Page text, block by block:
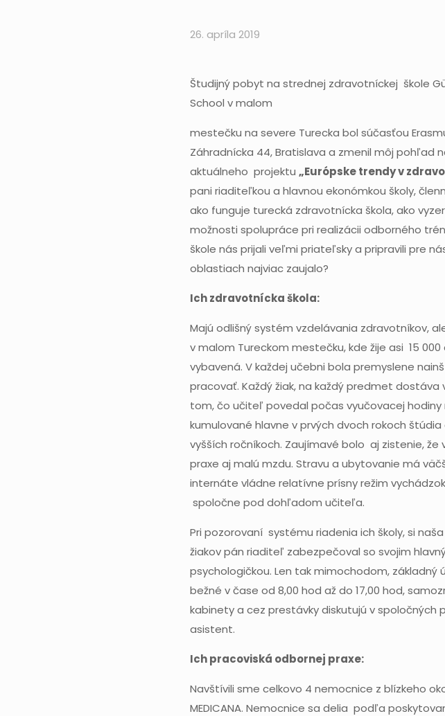
26. apríla 2019
Študijný pobyt na strednej zdravotníckej škole
School v malom
mestečku na severe Turecka bol súčasťou
Záhradnícka 44, Bratislava a zmenil môj pohľad
aktuálneho projektu „Európske trendy v
pani riaditeľkou a hlavnou ekonómkou školy,
ako funguje turecká zdravotnícka škola, ako
možnosti spolupráce pri realizácii odborného
škole nás prijali veľmi priateľsky a pripravili pre
oblastiach najviac zaujalo?
Ich zdravotnícka škola:
Majú odlišný systém vzdelávania zdravotníkov,
v malom Tureckom mestečku, kde žije asi 15
vybavená. V každej učebni bola premyslene
pracovať. Každý žiak, na každý predmet
tom, čo učiteľ povedal počas vyučovacej
kumulované hlavne v prvých dvoch rokoch
vyšších ročníkoch. Zaujímavé bolo aj zistenie,
praxe aj malú mzdu. Stravu a ubytovanie má
internáte vládne relatívne prísny režim
spoločne pod dohľadom učiteľa.
Pri pozorovaní systému riadenia ich školy, si
žiakov pán riaditeľ zabezpečoval so svojim
psychologičkou. Len tak mimochodom,
bežné v čase od 8,00 hod až do 17,00 hod,
kabinety a cez prestávky diskutujú v spoločných
asistent.
Ich pracoviská odbornej praxe:
Navštívili sme celkovo 4 nemocnice z blízkeho
MEDICANA. Nemocnice sa delia podľa